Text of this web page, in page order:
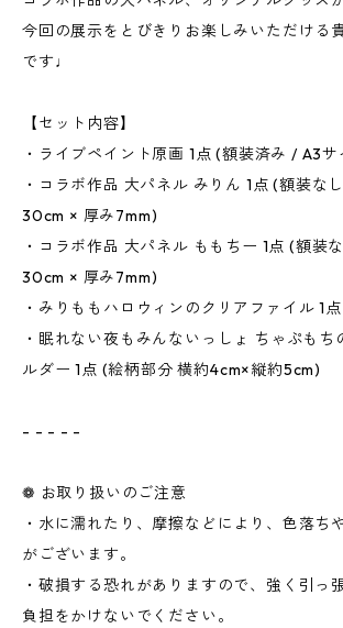
今回の展示をとびきりお楽しみいただける
です♩
【セット内容】
・ライブペイント原画 1点 (額装済み / A3サ
・コラボ作品 大パネル みりん 1点 (額装な
30cm × 厚み7mm)
・コラボ作品 大パネル ももちー 1点 (額装
30cm × 厚み7mm)
・みりももハロウィンのクリアファイル 1
・眠れない夜もみんないっしょ ちゃぷもち
ルダー 1点 (絵柄部分 横約4cm×縦約5cm)
- - - - -
❁ お取り扱いのご注意
・水に濡れたり、摩擦などにより、色落ち
がございます。
・破損する恐れがありますので、強く引っ
負担をかけないでください。